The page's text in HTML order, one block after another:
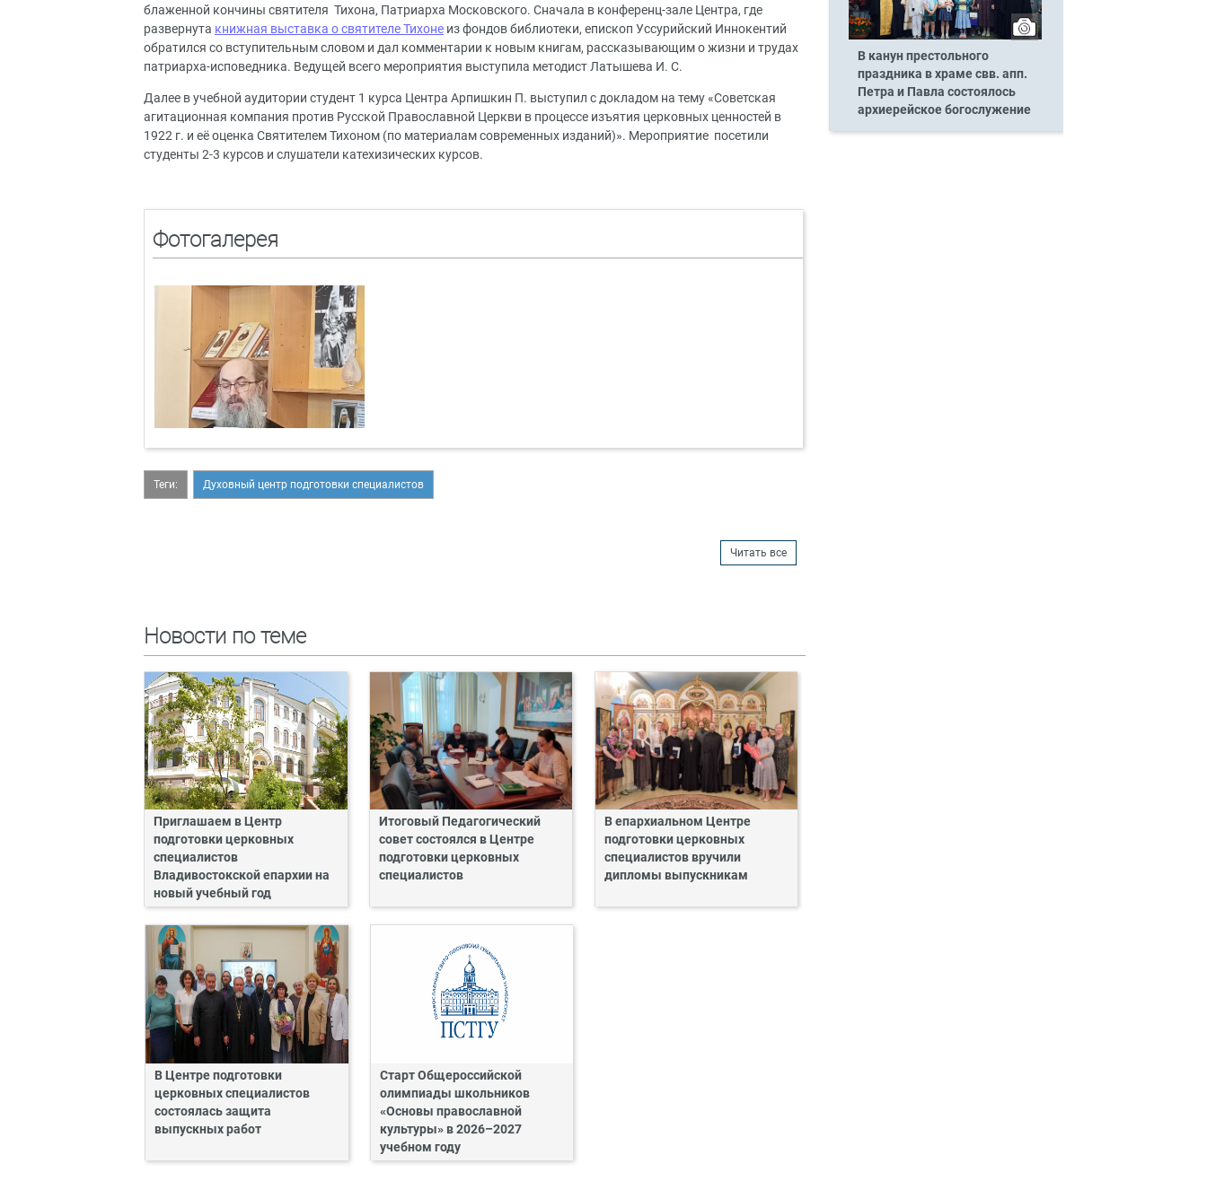
блаженной кончины святителя Тихона, Патриарха Московского. Сначала в конференц-зале Центра, где
развернута книжная выставка о святителе Тихоне из фондов библиотеки, епископ Уссурийский Иннокентий
обратился со вступительным словом и дал комментарии к новым книгам, рассказывающим о жизни и трудах
патриарха-исповедника. Ведущей всего мероприятия выступила методист Латышева И. С.
Далее в учебной аудитории студент 1 курса Центра Арпишкин П. выступил с докладом на тему «Советская
агитационная компания против Русской Православной Церкви в процессе изъятия церковных ценностей в
1922 г. и её оценка Святителем Тихоном (по материалам современных изданий)». Мероприятие посетили
студенты 2-3 курсов и слушатели катехизических курсов.
Фотогалерея
Теги: Духовный центр подготовки специалистов
Читать все
Новости по теме
Приглашаем в Центр
подготовки церковных
специалистов
Владивостокской епархии на
новый учебный год
Итоговый Педагогический
совет состоялся в Центре
подготовки церковных
специалистов
В епархиальном Центре
подготовки церковных
специалистов вручили
дипломы выпускникам
В Центре подготовки
церковных специалистов
состоялась защита
выпускных работ
Старт Общероссийской
олимпиады школьников
«Основы православной
культуры» в 2026–2027
учебном году
В канун престольного
праздника в храме свв. апп.
Петра и Павла состоялось
архиерейское богослужение